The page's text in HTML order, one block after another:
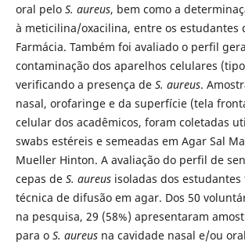
oral pelo S. aureus, bem como a
à meticilina/oxacilina, entre os estudantes
Farmácia. Também foi avaliado o perfil
contaminação dos aparelhos celulares
verificando a presença de S. aureus.
nasal, orofaringe e da superfície (tela
celular dos acadêmicos, foram coletadas
swabs estéreis e semeadas em Agar Sal
Mueller Hinton. A avaliação do perfil de
cepas de S. aureusisoladas dos
técnica de difusão em agar. Dos 50
na pesquisa, 29 (58%) apresentaram
para o S. aureusna cavidade nasal e/ou